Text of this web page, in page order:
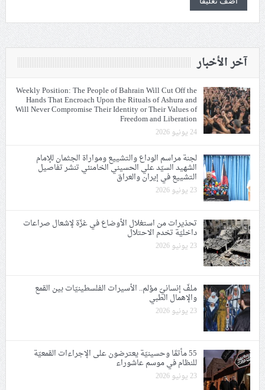
آخر الأخبار
Weekly Position: The People of Bahrain Will Cut Off the
Hands That Encroach Upon the Rituals of Ashura and
Will Never Compromise Their Identity or Their Values of
Freedom and Liberation
24 يونيو 2026
لجنة مراسم الوداع والتشييع ومواراة الجثمان للإمام
الشهيد السيّد علي الحسيني الخامنئي تنشر تفاصيل
التشييع في إيران والعراق
23 يونيو 2026
تحذيرات من استغلال الأوضاع في غزّة لإشعال صراعات
داخليّة تخدم الاحتلال
23 يونيو 2026
ملفّ إنسانيّ مؤلم.. الأسيرات الفلسطينيّات بين القمع
والإهمال الطبي
23 يونيو 2026
55 مأتمًا وحسينيّة يعترضون على الإجراءات القمعيّة
للنظام في موسم عاشوراء
23 يونيو 2026